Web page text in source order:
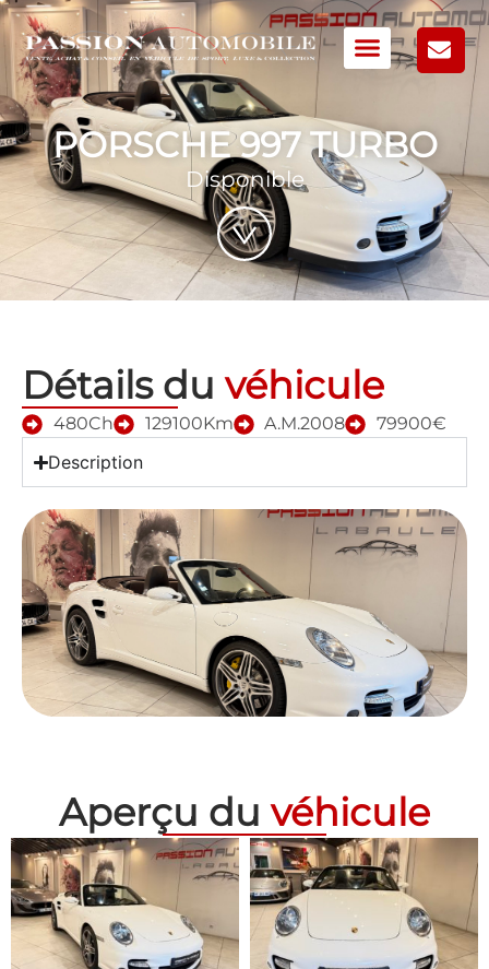
PORSCHE 997 TURBO
Disponible
Détails du véhicule
480Ch 129100Km A.M.2008 79900€
Description
Aperçu du véhicule